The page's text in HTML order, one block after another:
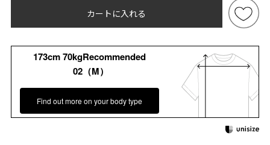
カートに入れる
173cm 70kgRecommended
02（M）
Find out more on your body type